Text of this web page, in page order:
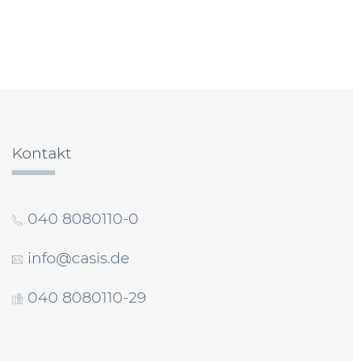
Kontakt
040 8080110-0
info@casis.de
040 8080110-29